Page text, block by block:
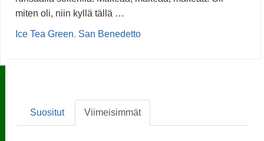
miten oli, niin kyllä tällä …
Ice Tea Green, San Benedetto
Suositut Viimeisimmät